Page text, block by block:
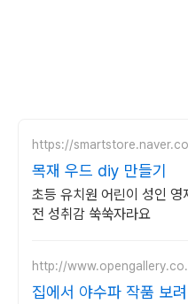
https://
목재 우드 diy 만들기
초등 유치원 어린이 성인 영
전 성취감 쑥쑥자라요
http://
집에서 야수파 작품 보